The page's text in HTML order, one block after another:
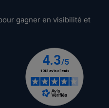
gagner en visibilité et